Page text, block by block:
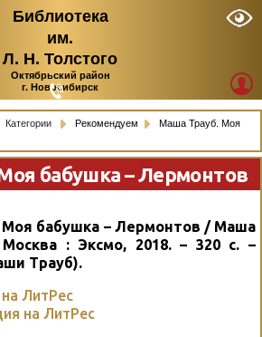
Библиотека
им.
Л. Н. Толстого
Октябрьский район
г. Новосибирск
Категории Рекомендуем
Маша Трауб. Моя
бабушка – Лермонтов
Моя бабушка – Лермонтов / Маша
: Эксмо, 2018. – 320 с. –
Трауб).
ЛитРес
на ЛитРес